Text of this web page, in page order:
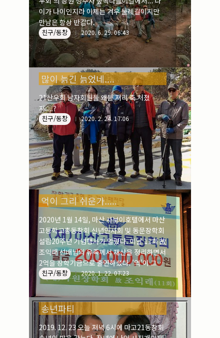
이가 나이인지라 이제는 겨우 둘레길이지만
만남은 항상 반갑다.
친구/동창 2020. 6. 29. 06:43
많이 늙긴 늙었네....
21산우회 남자회원들 왜들 저리 축 처졌
지....?
친구/동창 2020. 2. 24. 17:06
억이 그리 쉬운가.....
2020년 1월 14일, 마산 사보이호텔에서 마산
고등학교총동창회 신년인사회 및 동문장학회
설립20주년 기념행사가 열렸다. 이날 11회 故
조익래 선배님의 유족께서 재산을 정리하면서
2억을 장학기금으로 출연하셨다. '억'이 그리
쉬운가..... 고인을 기리는 유족의 결단에 박수
를 보낸다.
친구/동창 2020. 1. 22. 07:23
송년파티
2019. 12. 23 오늘 저녁 6시에 마고21동창회